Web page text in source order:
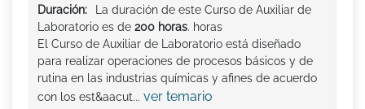
Duración:
La duración de este Curso de Auxiliar de
Laboratorio es de 200 horas. horas
El Curso de Auxiliar de Laboratorio está diseñado
para realizar operaciones de procesos básicos y de
rutina en las industrias químicas y afines de acuerdo
con los est&aacut... ver temario